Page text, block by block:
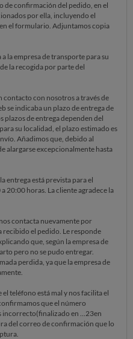
de confirmación del pedido, en el
por ella, incluyendo el
el formulario. Adjuntamos copia
la empresa de transporte para su
la recogida por parte del
contacto con nosotros a través de
se indicaba un plazo de entrega de
plazos de entrega dependen del
su localidad, el plazo estimado es
Añadimos que, debido al
alargarse excepcionalmente hasta
entrega está prevista para el
20:00 horas. La cliente agradece la
contacta nuevamente por
el pedido. Le responde
que, según la empresa de
pero no se pudo entregar.
perdida, ya que la empresa de
teléfono está mal y nos facilita el
que el número
incorrecto(finalizado en ...23en
del correo de confirmación que lo